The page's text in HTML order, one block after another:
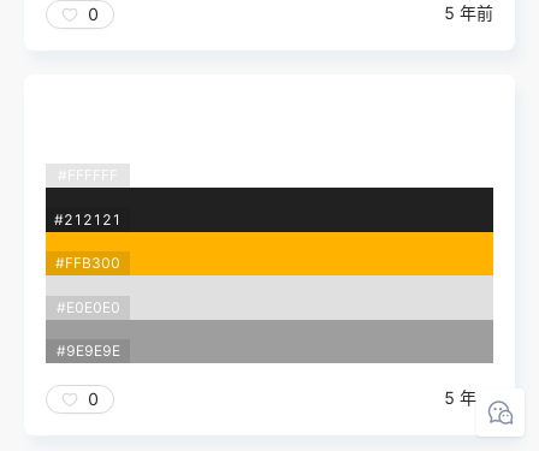
0 5 年前
#FFFFFF
#212121
#FFB300
#E0E0E0
#9E9E9E
0 5 年前